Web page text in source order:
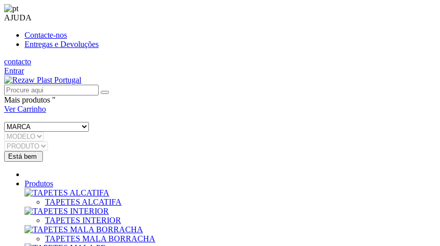
AJUDA
Contacte-nos
Entregas e Devoluções
contacto
Entrar
Mais produtos "
Ver Carrinho
Produtos
TAPETES ALCATIFA
TAPETES INTERIOR
TAPETES MALA BORRACHA